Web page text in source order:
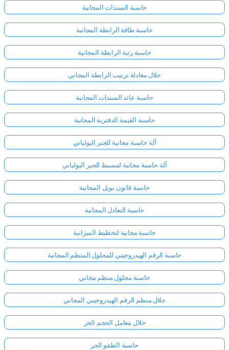
حاسبة السندات المجانية
حاسبة طاقة الرابطة المجانية
حاسبة رتبة الرابطة المجانية
حلال معادلة ترتيب الرابطة المجاني
حاسبة عائد السندات المجانية
حاسبة القيمة الدفترية المجانية
آلة حاسبة مجانية للجبر البولياني
آلة حاسبة مجانية لتبسيط الجبر البولياني
حاسبة قانون بويل المجانية
حاسبة التعادل المجانية
حاسبة مجانية لتخطيط الميزانية
حاسبة الرقم الهيدروجيني للمحلول المنظم المجانية
حاسبة محلول منظم مجاني
حلال منظم الرقم الهيدروجيني المجاني
حلال معامل الحجم الحر
حاسبة الطفو الحر